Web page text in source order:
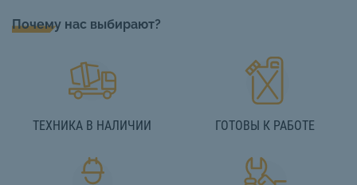
Почему нас выбирают?
ТЕХНИКА В НАЛИЧИИ ГОТОВЫ К РАБОТЕ